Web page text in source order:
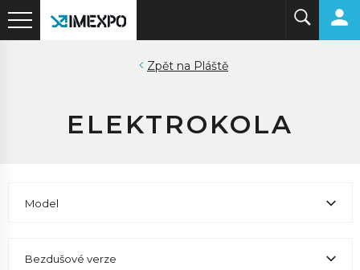
Pláště
ELEKTROKOLA
Model
Bezdušové verze